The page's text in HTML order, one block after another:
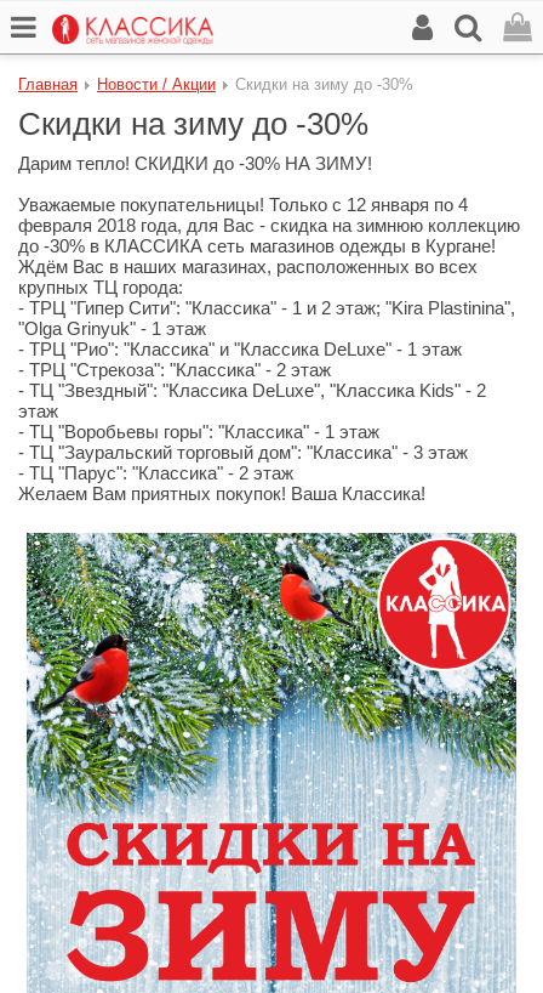
Главная Новости / Акции Скидки на зиму до -30%
Скидки на зиму до -30%
Дарим тепло! СКИДКИ до -30% НА ЗИМУ!
Уважаемые покупательницы! Только с 12 января по 4
февраля 2018 года, для Вас - скидка на зимнюю коллекцию
до -30% в КЛАССИКА сеть магазинов одежды в Кургане!
Ждём Вас в наших магазинах, расположенных во всех
крупных ТЦ города:
- ТРЦ "Гипер Сити": "Классика" - 1 и 2 этаж; "Kira Plastinina",
"Olga Grinyuk" - 1 этаж
- ТРЦ "Рио": "Классика" и "Классика DeLuxe" - 1 этаж
- ТРЦ "Стрекоза": "Классика" - 2 этаж
- ТЦ "Звездный": "Классика DeLuxe", "Классика Kids" - 2
этаж
- ТЦ "Воробьевы горы": "Классика" - 1 этаж
- ТЦ "Зауральский торговый дом": "Классика" - 3 этаж
- ТЦ "Парус": "Классика" - 2 этаж
Желаем Вам приятных покупок! Ваша Классика!